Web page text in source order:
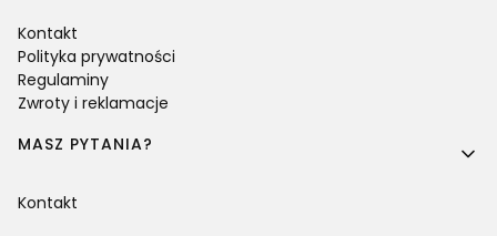
Kontakt
Polityka prywatności
Regulaminy
Zwroty i reklamacje
MASZ PYTANIA?
Kontakt